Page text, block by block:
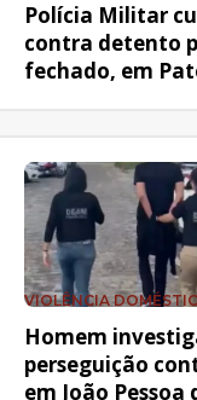
Polícia Militar
contra detento
fechado, em
VIOLÊNCIA
Homem
perseguição
em João